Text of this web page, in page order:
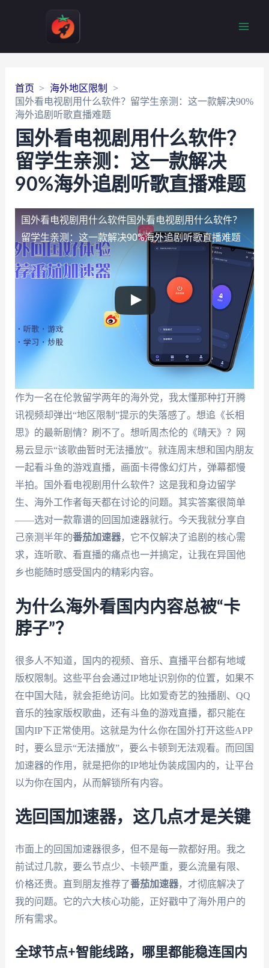
首页
海外地区限制
国外看电视剧用什么软件？留学生亲测：这一款解决90%
海外追剧听歌直播难题
国外看电视剧用什么软件？
留学生亲测：这一款解决
90%海外追剧听歌直播难题
国外看电视剧用什么软件国外看电视剧用什么软件？
留学生亲测：这一款解决90%海外追剧听歌直播难题
作为一名在伦敦留学两年的海外党，我太懂那种打开腾
讯视频却弹出“地区限制”提示的失落感了。想追《长相
思》的最新剧情？刷不了。想听周杰伦的《晴天》？网
易云显示“该歌曲暂时无法播放”。就连周末想和国内朋友
一起看斗鱼的游戏直播，画面卡得像幻灯片，弹幕都慢
半拍。国外看电视剧用什么软件？这是我和身边留学
生、海外工作者每天都在讨论的问题。其实答案很简单
——选对一款靠谱的回国加速器就行。今天我就分享自
己亲测半年的番茄加速器，它不仅解决了追剧的核心需
求，连听歌、看直播的痛点也一并搞定，让我在异国他
乡也能随时感受国内的精彩内容。
为什么海外看国内内容总被“卡
脖子”？
很多人不知道，国内的视频、音乐、直播平台都有地域
版权限制。这些平台会通过IP地址识别你的位置，如果不
在中国大陆，就会拒绝访问。比如爱奇艺的独播剧、QQ
音乐的独家版权歌曲，还有斗鱼的游戏直播，都只能在
国内IP下正常使用。这就是为什么你在国外打开这些APP
时，要么显示“无法播放”，要么卡顿到无法观看。而回国
加速器的作用，就是把你的IP地址伪装成国内的，让平台
以为你在国内，从而解锁所有内容。
选回国加速器，这几点才是关键
市面上的回国加速器很多，但不是每一款都好用。我之
前试过几款，要么节点少、卡顿严重，要么流量有限、
价格还贵。直到朋友推荐了番茄加速器，才彻底解决了
我的问题。它的六大核心功能，正好戳中了海外用户的
所有需求。
全球节点+智能线路，哪里都能稳连国内